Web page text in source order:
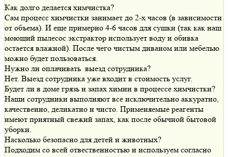
Как долго делается химчистка?
Сам процесс химчистки занимает до 2-х часов (в зависимости
от объема). И еще примерно 4-6 часов для сушки (так как наш
моющий пылесос экстрактор использует воду и обивка
остается влажной). После чего чистым диваном или мебелью
можно будет пользоваться.
Нужно ли оплачивать выезд сотрудника?
Нет. Выезд сотрудника уже входит в стоимость услуг.
Будет ли в доме грязь и запах химии в процессе химчистки?
Наши сотрудники выполняют все исключительно аккуратно,
качественно, деликатно и чисто. Применяемые реагенты
имеют приятный свежий запах, как после обычной бытовой
уборки.
Насколько безопасно для детей и животных?
Подходим со всей отвественностью и используем согласно